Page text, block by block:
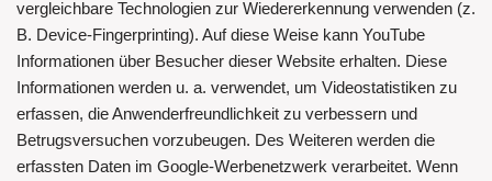
vergleichbare Technologien zur Wiedererkennung verwenden (z.
B. Device-Fingerprinting). Auf diese Weise kann YouTube
Informationen über Besucher dieser Website erhalten. Diese
Informationen werden u. a. verwendet, um Videostatistiken zu
erfassen, die Anwenderfreundlichkeit zu verbessern und
Betrugsversuchen vorzubeugen. Des Weiteren werden die
erfassten Daten im Google-Werbenetzwerk verarbeitet. Wenn